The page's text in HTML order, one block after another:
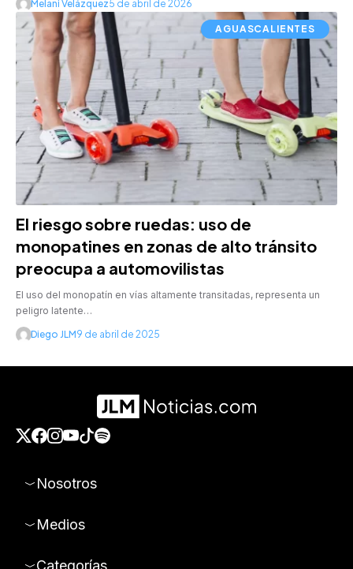
Melani Velázquez5 de abril de 2026
AGUASCALIENTES
El riesgo sobre ruedas: uso de
monopatines en zonas de alto tránsito
preocupa a automovilistas
El uso del monopatín en vías altamente transitadas, representa un
peligro latente…
Diego JLM9 de abril de 2025
Nosotros
Medios
Categorías